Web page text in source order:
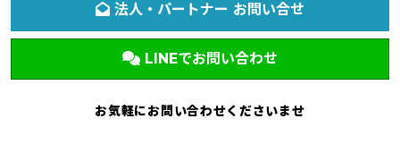
法人・パートナー お問い合せ
LINEでお問い合わせ
お気軽にお問い合わせくださいませ